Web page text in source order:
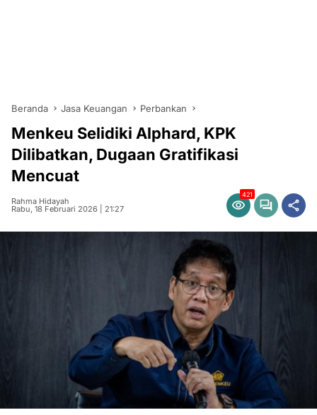
Beranda Jasa Keuangan Perbankan
Menkeu Selidiki Alphard, KPK
Dilibatkan, Dugaan Gratifikasi
Mencuat
Rahma Hidayah
Rabu, 18 Februari 2026 | 21:27
421